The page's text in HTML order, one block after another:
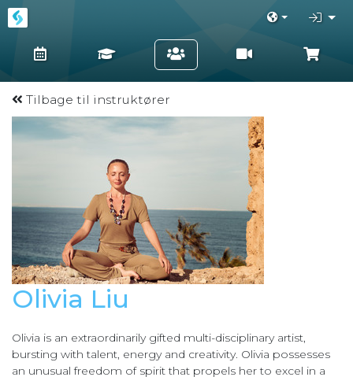
Tilbage til instruktører
Olivia Liu
Olivia is an extraordinarily gifted multi-disciplinary artist,
bursting with talent, energy and creativity. Olivia possesses
an unusual freedom of spirit that propels her to excel in a